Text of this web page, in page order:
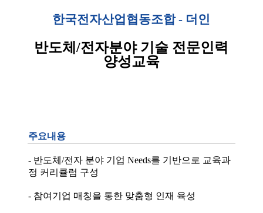
한국전자산업협동조합 - 더인
반도체/전자분야 기술 전문인력
양성교육
주요내용
- 반도체/전자 분야 기업 Needs를 기반으로 교육과
정 커리큘럼 구성
- 참여기업 매칭을 통한 맞춤형 인재 육성